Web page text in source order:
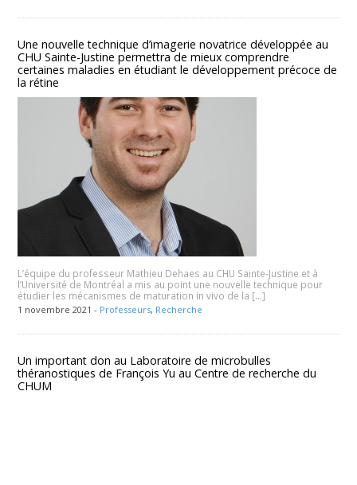
Une nouvelle technique d’imagerie novatrice développée au
CHU Sainte-Justine permettra de mieux comprendre
certaines maladies en étudiant le développement précoce de
la rétine
L’équipe du professeur Mathieu Dehaes au CHU Sainte-Justine et à
l’Université de Montréal a mis au point une nouvelle technique pour
étudier les mécanismes de maturation in vivo de la […]
1 novembre 2021 - Professeurs, Recherche
Un important don au Laboratoire de microbulles
théranostiques de François Yu au Centre de recherche du
CHUM